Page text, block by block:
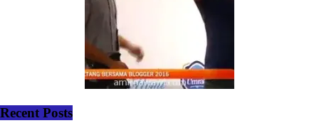
Recent Posts